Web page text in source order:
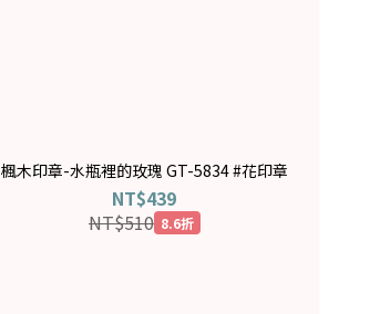
楓木印章-水瓶裡的玫瑰 GT-5834 #花印章
NT$439
NT$510 8.6折